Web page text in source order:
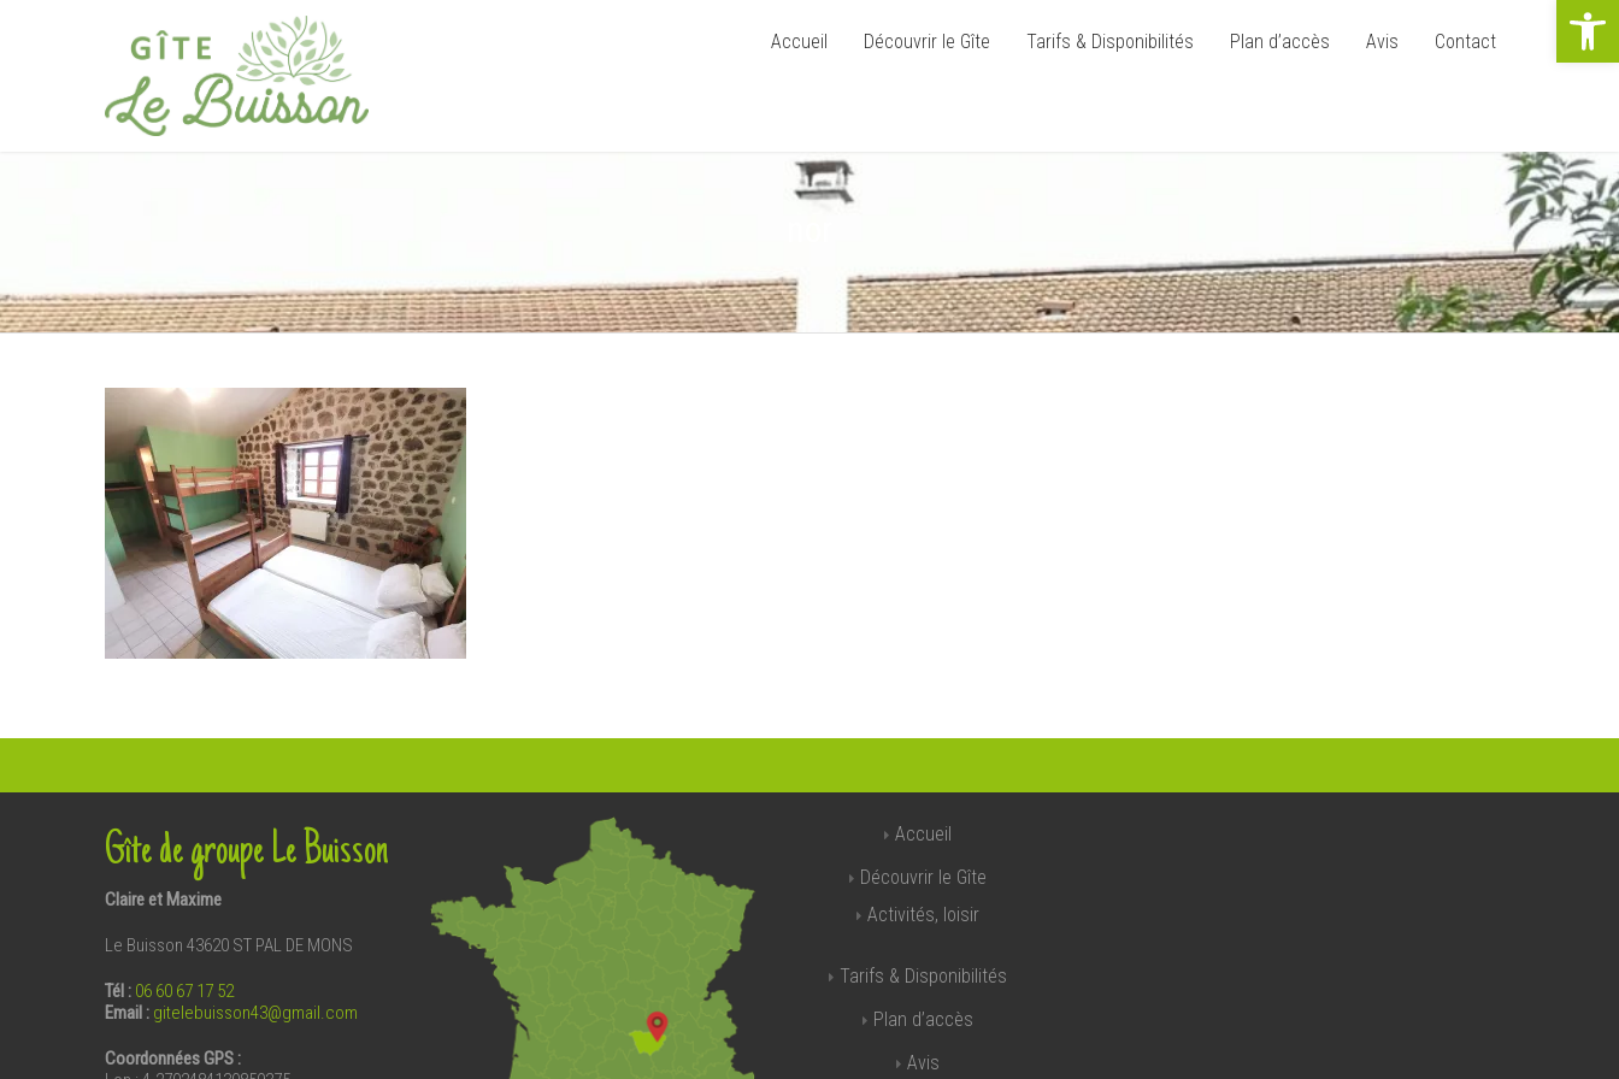
Ouvrir la
Accueil Découvrir le Gîte Tarifs & Disponibilités Plan d’accès Avis Contact
Gîte de groupe Le Buisson
Claire et Maxime
Le Buisson 43620 ST PAL DE MONS
Tél : 06 60 67 17 52
Email : gitelebuisson43@gmail.com
Coordonnées GPS :
Accueil
Découvrir le Gîte
Activités, loisir
Tarifs & Disponibilités
Plan d’accès
Avis